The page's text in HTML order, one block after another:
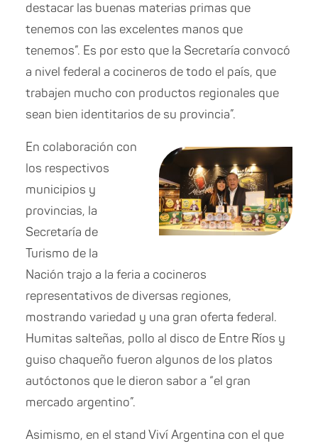
destacar las buenas materias primas que
tenemos con las excelentes manos que
tenemos”. Es por esto que la Secretaría convocó
a nivel federal a cocineros de todo el país, que
trabajen mucho con productos regionales que
sean bien identitarios de su provincia”.
En colaboración con
los respectivos
municipios y
provincias, la
Secretaría de
Turismo de la
Nación trajo a la feria a cocineros
representativos de diversas regiones,
mostrando variedad y una gran oferta federal.
Humitas salteñas, pollo al disco de Entre Ríos y
guiso chaqueño fueron algunos de los platos
autóctonos que le dieron sabor a “el gran
mercado argentino”.
Asimismo, en el stand Viví Argentina con el que